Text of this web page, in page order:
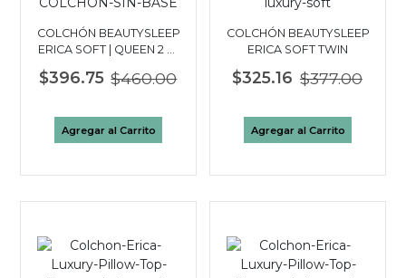
COLCHÓN BEAUTYSLEEP
ERICA SOFT | QUEEN 2 ½
$396.75 $460.00
Agregar al Carrito
COLCHÓN BEAUTYSLEEP
ERICA SOFT TWIN
$325.16 $377.00
Agregar al Carrito